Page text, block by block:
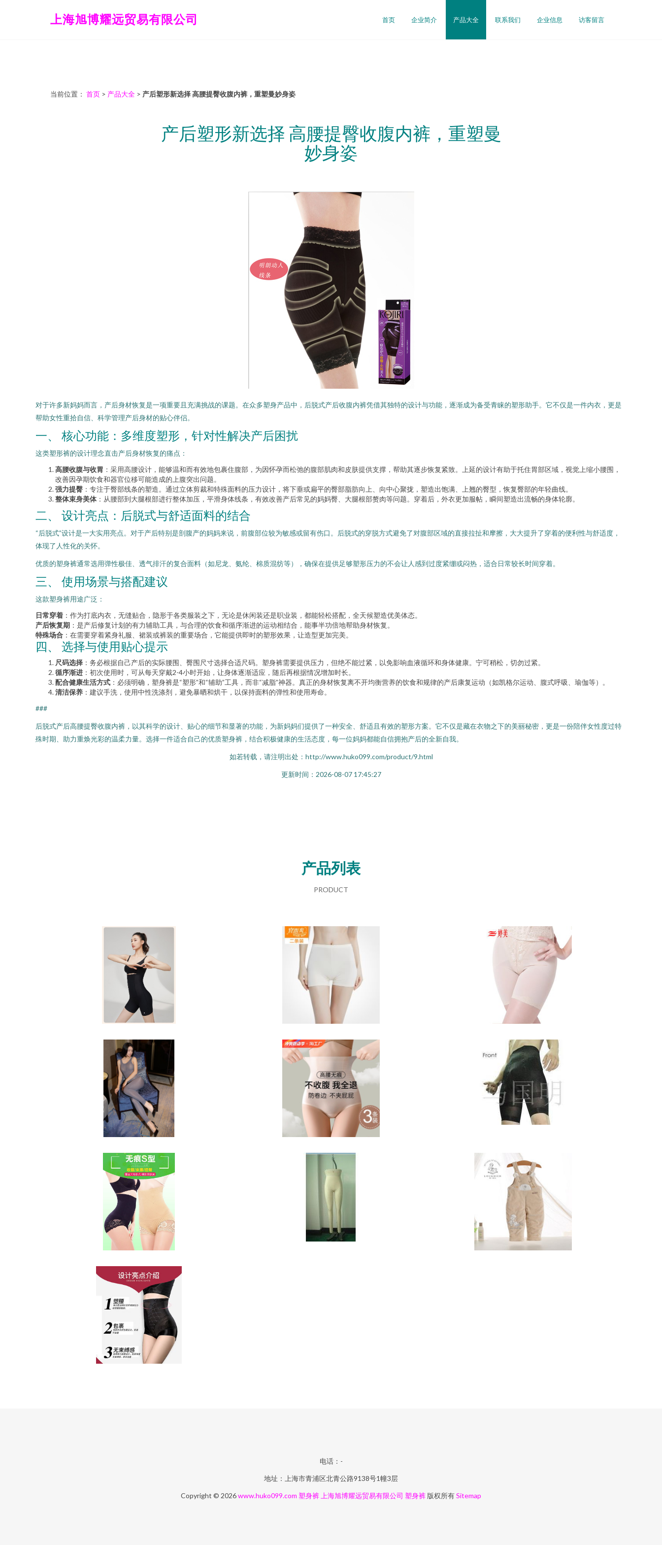
上海旭博耀远贸易有限公司 首页 企业简介 产品大全 联系我们 企业信息 访客留言
当前位置： 首页 > 产品大全 > 产后塑形新选择 高腰提臀收腹内裤，重塑曼妙身姿
产后塑形新选择 高腰提臀收腹内裤，重塑曼
妙身姿
对于许多新妈妈而言，产后身材恢复是一项重要且充满挑战的课题。在众多塑身产品中，后脱式产后收腹内裤凭借其独特的设计与功能，逐渐成为备受青睐的塑形助手。它不仅是一件内衣，更是
帮助女性重拾自信、科学管理产后身材的贴心伴侣。
一、 核心功能：多维度塑形，针对性解决产后困扰
这类塑形裤的设计理念直击产后身材恢复的痛点：
高腰收腹与收胃 ：采用高腰设计，能够温和而有效地包裹住腹部，为因怀孕而松弛的腹部肌肉和皮肤提供支撑，帮助其逐步恢复紧致。上延的设计有助于托住胃部区域，视觉上缩小腰围，
改善因孕期饮食和器官位移可能造成的上腹突出问题。
强力提臀 ：专注于臀部线条的塑造。通过立体剪裁和特殊面料的压力设计，将下垂或扁平的臀部脂肪向上、向中心聚拢，塑造出饱满、上翘的臀型，恢复臀部的年轻曲线。
整体束身美体：从腰部到大腿根部进行整体加压，平滑身体线条，有效改善产后常见的妈妈臀、大腿根部赘肉等问题。穿着后，外衣更加服帖，瞬间塑造出流畅的身体轮廓。
二、 设计亮点：后脱式与舒适面料的结合
“后脱式”设计是一大实用亮点。对于产后特别是剖腹产的妈妈来说，前腹部位较为敏感或留有伤口。后脱式的穿脱方式避免了对腹部区域的直接拉扯和摩擦，大大提升了穿着的便利性与舒适度，
体现了人性化的关怀。
优质的塑身裤通常选用弹性极佳、透气排汗的复合面料（如尼龙、氨纶、棉质混纺等），确保在提供足够塑形压力的不会让人感到过度紧绷或闷热，适合日常较长时间穿着。
三、 使用场景与搭配建议
这款塑身裤用途广泛：
日常穿着 ：作为打底内衣，无缝贴合，隐形于各类服装之下，无论是休闲装还是职业装，都能轻松搭配，全天候塑造优美体态。
产后恢复期 ：是产后修复计划的有力辅助工具，与合理的饮食和循序渐进的运动相结合，能事半功倍地帮助身材恢复。
特殊场合 ：在需要穿着紧身礼服、裙装或裤装的重要场合，它能提供即时的塑形效果，让造型更加完美。
四、 选择与使用贴心提示
尺码选择 ：务必根据自己产后的实际腰围、臀围尺寸选择合适尺码。塑身裤需要提供压力，但绝不能过紧，以免影响血液循环和身体健康。宁可稍松，切勿过紧。
循序渐进 ：初次使用时，可从每天穿戴2-4小时开始，让身体逐渐适应，随后再根据情况增加时长。
配合健康生活方式 ：必须明确，塑身裤是“塑形”和“辅助”工具，而非“减脂”神器。真正的身材恢复离不开均衡营养的饮食和规律的产后康复运动（如凯格尔运动、腹式呼吸、瑜伽等）。
清洁保养 ：建议手洗，使用中性洗涤剂，避免暴晒和烘干，以保持面料的弹性和使用寿命。
###
后脱式产后高腰提臀收腹内裤，以其科学的设计、贴心的细节和显著的功能，为新妈妈们提供了一种安全、舒适且有效的塑形方案。它不仅是藏在衣物之下的美丽秘密，更是一份陪伴女性度过特
殊时期、助力重焕光彩的温柔力量。选择一件适合自己的优质塑身裤，结合积极健康的生活态度，每一位妈妈都能自信拥抱产后的全新自我。
如若转载，请注明出处：http://www.huko099.com/product/9.html
更新时间：2026-08-07 17:45:27
产品列表
PRODUCT
电话：-
地址：上海市青浦区北青公路9138号1幢3层
Copyright © 2026www.huko099.com 塑身裤 上海旭博耀远贸易有限公司 塑身裤 版权所有Sitemap